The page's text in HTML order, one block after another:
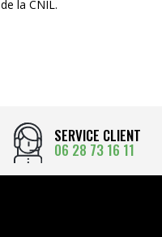
la CNIL.
SERVICE CLIENT
06 28 73 16 11